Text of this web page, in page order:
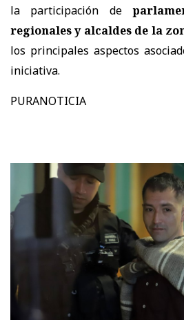
la participación de
regionales y alcaldes de la
los principales aspectos
iniciativa.
PURANOTICIA